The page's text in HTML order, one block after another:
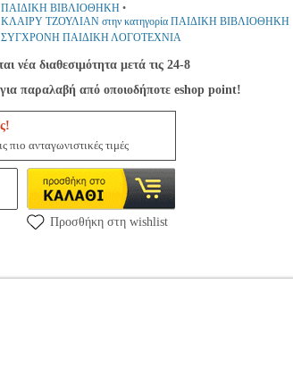
ΠΑΙΔΙΚΗ ΒΙΒΛΙΟΘΗΚΗ •
ΚΛΑΙΡΥ ΤΖΟΥΛΙΑΝ στην κατηγορία ΠΑΙΔΙΚΗ ΒΙΒΛΙΟΘΗΚΗ
ΣΥΓΧΡΟΝΗ ΠΑΙΔΙΚΗ ΛΟΓΟΤΕΧΝΙΑ
νέα διαθεσιμότητα μετά τις 24-8
παραλαβή από οποιοδήποτε eshop point!
πιο ανταγωνιστικές τιμές
Προσθήκη στη wishlist